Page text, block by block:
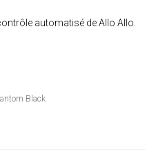
automatisé de Allo Allo.
Black